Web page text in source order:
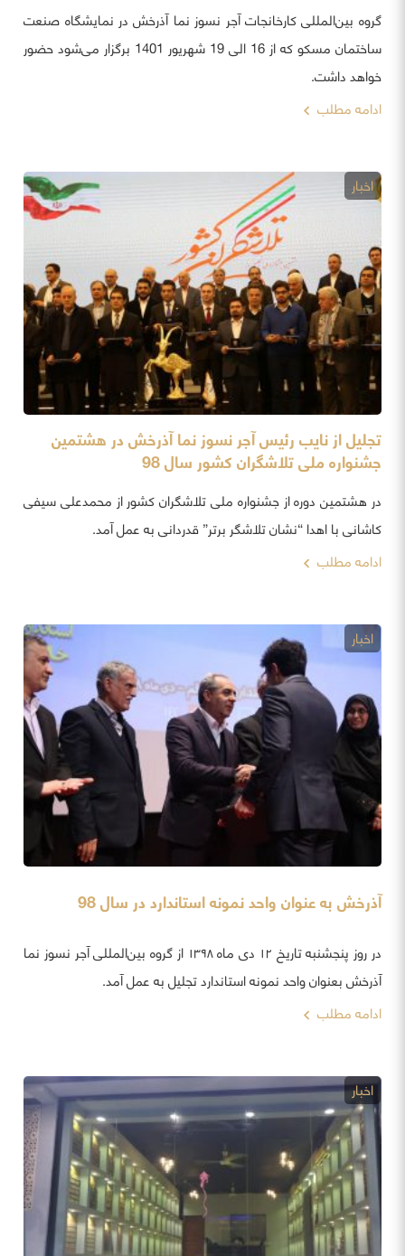
گروه بین‌المللی کارخانجات آجر نسوز نما آذرخش در نمایشگاه صنعت
ساختمان مسکو که از 16 الی 19 شهریور 1401 برگزار می‌شود حضور
خواهد داشت.
ادامه مطلب
تجلیل از نایب رئیس آجر نسوز نما آذرخش در هشتمین
جشنواره ملی تلاشگران کشور سال 98
در هشتمین دوره از جشنواره ملی تلاشگران کشور از محمدعلی سیفی
کاشانی با اهدا “نشان تلاشگر برتر” قدردانی به عمل آمد.
اخبار
ادامه مطلب
آذرخش به عنوان واحد نمونه استاندارد در سال 98
در روز پنجشنبه تاریخ ۱۲ دی ماه ۱۳۹۸ از گروه بین‌المللی آجر نسوز نما
آذرخش بعنوان واحد نمونه استاندارد تجلیل به عمل آمد.
اخبار
ادامه مطلب
اخبار